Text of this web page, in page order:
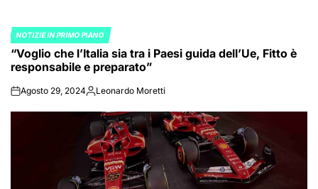
POSTED
IN
NOTIZIE IN PRIMO PIANO
“Voglio che l’Italia sia tra i Paesi guida dell’Ue, Fitto è
responsabile e preparato”
onAgosto 29, 2024Posted
Leonardo Moretti